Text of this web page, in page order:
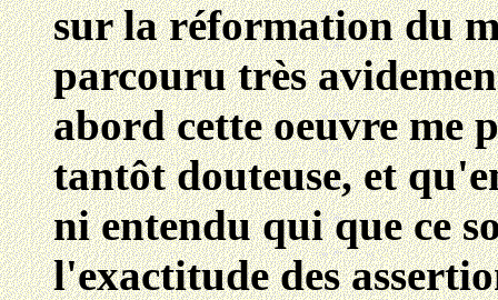
sur la réformation du
parcouru très
abord cette oeuvre me
tantôt douteuse, et
ni entendu qui que ce
l'exactitude des